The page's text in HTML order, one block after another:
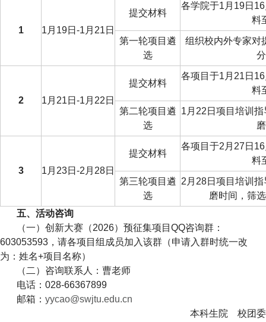
1 1 月19日-1月21日
提交材料
各学院于1月19日
料
第一轮项目遴
选
组织校内外专家对
2 1 月21日-1月22日
提交材料
各项目于1月21日
料
第二轮项目遴
选
1 月22日项目培训
3 1 月23日-2月28日
提交材料
各项目于2月27日
料
第三轮项目遴
选
2 月28日项目培训
磨时间，筛
五、活动咨询
（一）创新大赛（2026）预征集项目QQ咨询群：
603053593，请各项目组成员加入该群（申请入群时统一改
为：姓名+项目名称）
（二）咨询联系人： 曹老师
电话： 028-66367899
邮箱： yycao@swjtu.edu.cn
本科生院 校团委